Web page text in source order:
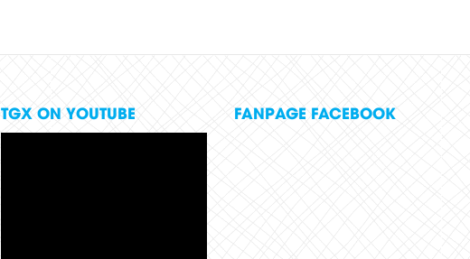
TGX ON YOUTUBE FANPAGE FACEBOOK